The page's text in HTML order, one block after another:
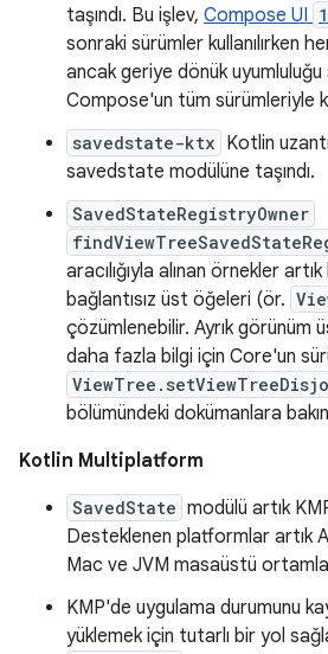
taşındı. Bu işlev, Compose UI
sonraki sürümler kullanılırken
ancak geriye dönük
Compose'un tüm sürümleriyle
savedstate-ktx Kotlin
savedstate modülüne taşındı.
SavedStateRegistryOwner
aracılığıyla alınan örnekler
bağlantısız üst öğeleri (ör.
çözümlenebilir. Ayrık görünüm
daha fazla bilgi için Core'un
bölümündeki dokümanlara
Kotlin Multiplatform
SavedState modülü artık
Desteklenen platformlar artık
Mac ve JVM masaüstü
KMP'de uygulama durumunu
yüklemek için tutarlı bir yol